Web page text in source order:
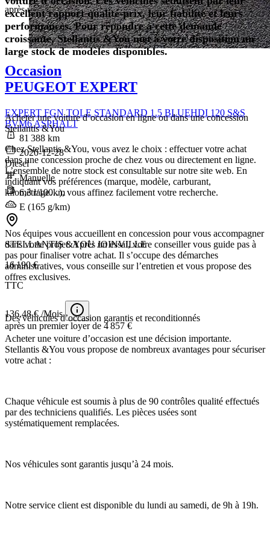
après un premier loyer de 3 057 €
Occasion
PEUGEOT EXPERT
EXPERT FGN TOLE STANDARD 1.5 BLUEHDI 120 S&S
BVM6 ASPHALT
81 388 km
2020-12-28
Diesel
Manuelle
6,3 l/100km
E (165 g/km)
STELLANTIS &YOU JOINVILLE
16 190 €
TTC
136,48 € /Mois
après un premier loyer de 4 857 €
excellent rapport qualité-prix, leur fiabilité et leurs
performances. Pour répondre à cette demande
croissante, Stellantis &You met à votre disposition un
large stock de modèles disponibles.
Acheter une voiture d’occasion en ligne ou dans une concession
Stellantis &You
Chez Stellantis &You, vous avez le choix : effectuer votre achat
dans une concession proche de chez vous ou directement en ligne.
L’ensemble de notre stock est consultable sur notre site web. En
indiquant vos préférences (marque, modèle, carburant,
kilométrage…), vous affinez facilement votre recherche.
Nos équipes vous accueillent en concession pour vous accompagner
dans votre projet. Après un essai, votre conseiller vous guide pas à
pas pour finaliser votre achat. Il s’occupe des démarches
administratives, vous conseille sur l’entretien et vous propose des
offres exclusives.
Des véhicules d’occasion garantis et reconditionnés
Acheter une voiture d’occasion est une décision importante.
Stellantis &You vous propose de nombreux avantages pour sécuriser
votre achat :
Chaque véhicule est soumis à plus de 90 contrôles qualité effectués
par des techniciens qualifiés. Les pièces usées sont
systématiquement remplacées.
Nos véhicules sont garantis jusqu’à 24 mois.
Notre service client est disponible du lundi au samedi, de 9h à 19h.